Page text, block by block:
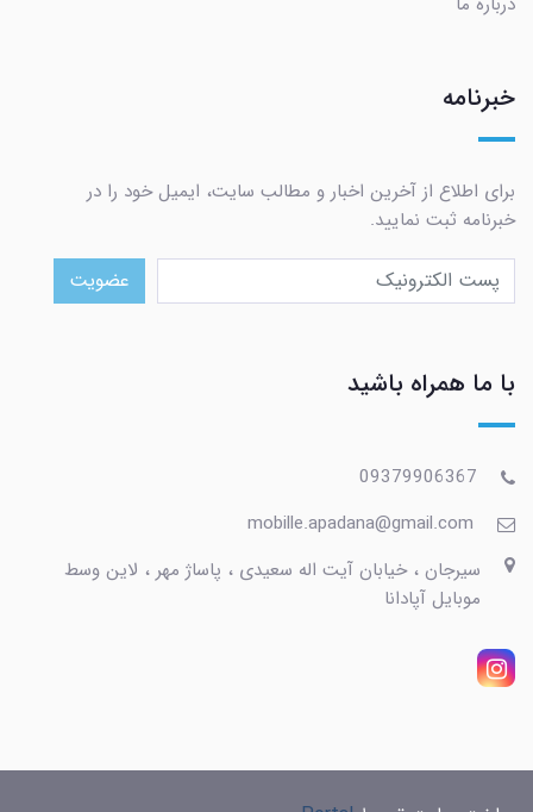
خبرنامه
برای اطلاع از آخرین اخبار و مطالب سایت، ایمیل خود را در
خبرنامه ثبت نمایید.
عضویت
با ما همراه باشید
09379906367
mobille.apadana@gmail.com
سیرجان ، خیابان آیت اله سعیدی ، پاساژ مهر ، لاین وسط
موبایل آپادانا